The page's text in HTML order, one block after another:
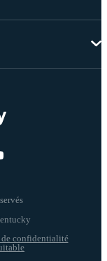
confidentialité